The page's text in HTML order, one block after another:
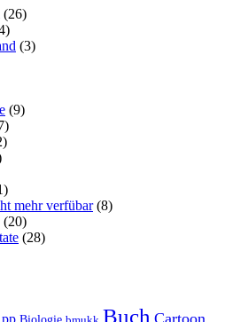
(26)
(3)
(9)
mehr verfübar(8)
(20)
(28)
Buch